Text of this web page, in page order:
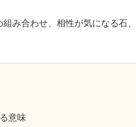
み合わせ、相性が気になる石、
意味